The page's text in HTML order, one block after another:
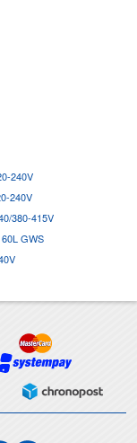
240V
240V
380-415V
GWS